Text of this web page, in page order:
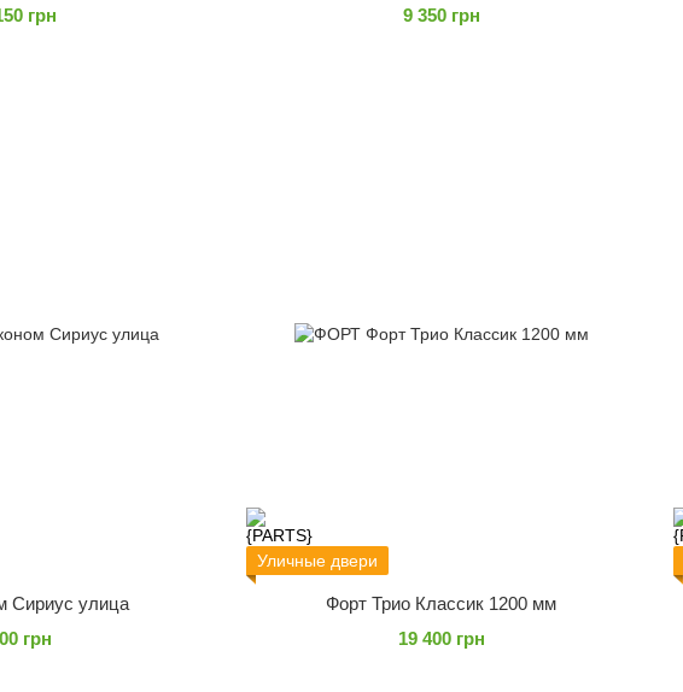
грн
9 350 грн
Сириус улица
грн
Уличные двери
Форт Трио Классик 1200 мм
19 400 грн